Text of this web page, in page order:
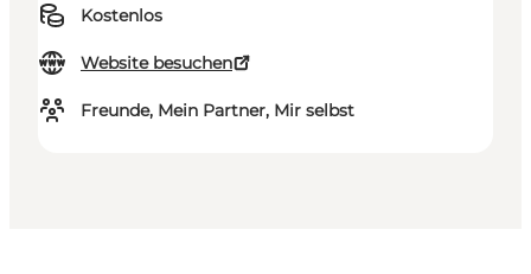
Kostenlos
Website besuchen
Freunde, Mein Partner, Mir selbst